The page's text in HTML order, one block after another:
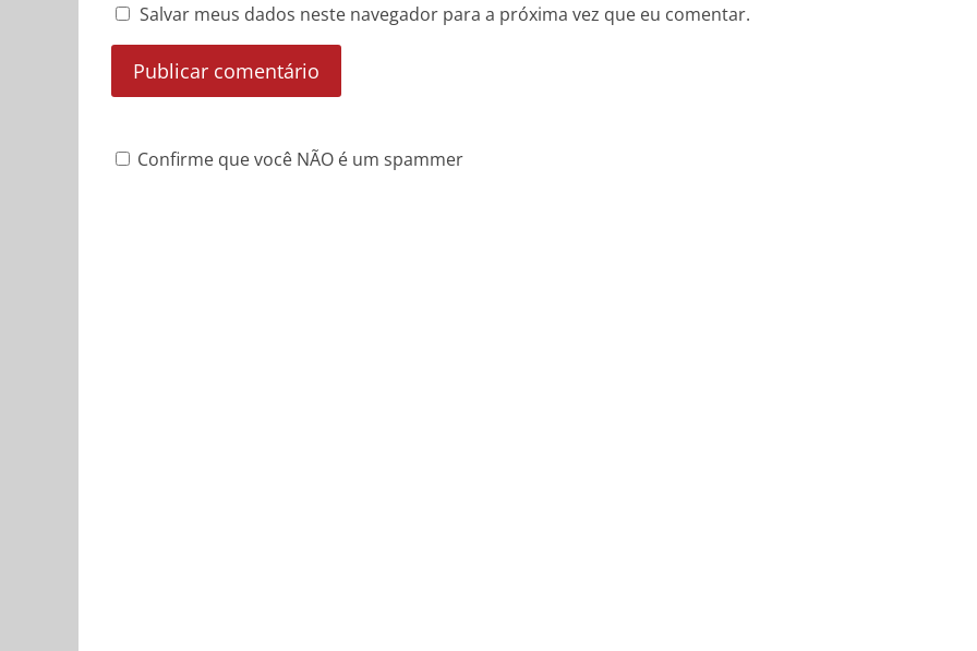
Salvar meus dados neste navegador para a próxima vez que eu comentar.
Confirme que você NÃO é um spammer